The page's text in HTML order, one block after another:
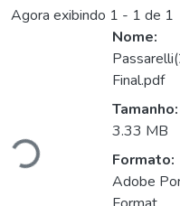
Agora exibindo 1 - 1 de 1
Carregando...
Nome:
Final.pdf
Tamanho:
3.33 MB
Formato:
Adobe